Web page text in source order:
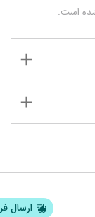
ارسال